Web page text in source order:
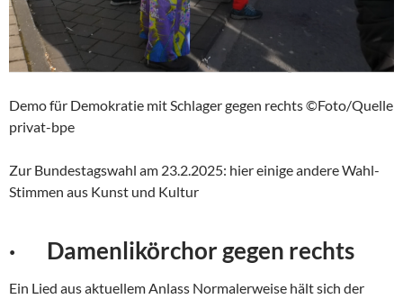
Demo für Demokratie mit Schlager gegen rechts ©Foto/Quelle
privat-bpe
Zur Bundestagswahl am 23.2.2025: hier einige andere Wahl-
Stimmen aus Kunst und Kultur
· Damenlikörchor gegen rechts
Ein Lied aus aktuellem Anlass Normalerweise hält sich der